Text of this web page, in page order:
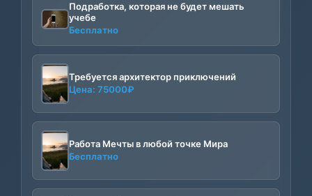
Подработка, которая не будет мешать
учебе
Бесплатно
Требуется архитектор приключений
Цена: 75000₽
Работа Мечты в любой точке Мира
Бесплатно